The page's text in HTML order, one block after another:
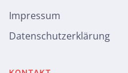
Impressum
Datenschutzerklärung